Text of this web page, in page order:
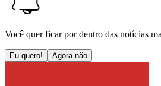
Você quer ficar por dentro das notícias
Eu quero! Agora não